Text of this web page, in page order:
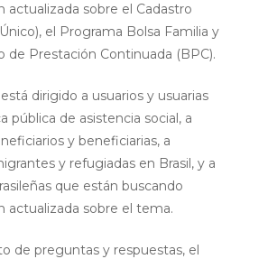
actualizada sobre el Cadastro
el Programa Bolsa Familia y
de Prestación Continuada (BPC).
dirigido a usuarios y usuarias
pública de asistencia social, a
y beneficiarias, a
y refugiadas en Brasil, y a
que están buscando
actualizada sobre el tema.
de preguntas y respuestas, el